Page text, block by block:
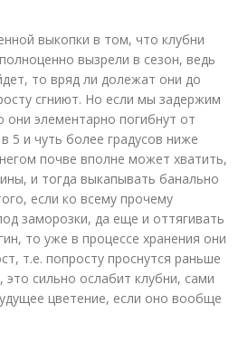
выкопки в том, что клубни
вызрели в сезон, ведь
то вряд ли долежат они до
сгниют. Но если мы задержим
они элементарно погибнут от
5 и чуть более градусов ниже
почве вполне может хватить,
и тогда выкапывать банально
если ко всему прочему
заморозки, да еще и оттягивать
то уже в процессе хранения они
т.е. попросту проснутся раньше
это сильно ослабит клубни, сами
цветение, если оно вообще